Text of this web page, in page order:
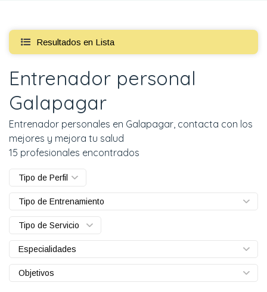
Resultados en Lista
Entrenador personal
Galapagar
Entrenador personales en Galapagar, contacta con los
mejores y mejora tu salud
15 profesionales encontrados
Tipo de Perfil
Tipo de Entrenamiento
Tipo de Servicio
Especialidades
Objetivos